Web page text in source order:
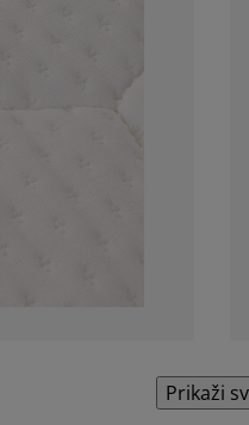
Prikaži